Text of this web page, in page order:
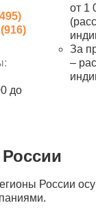
до
от 1
За
–
России